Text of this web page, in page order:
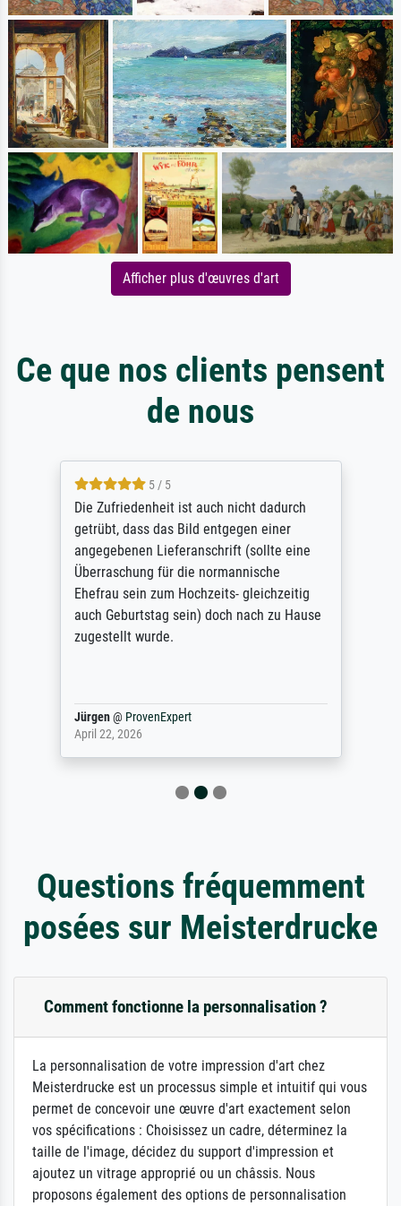
Afficher plus d'œuvres d'art
Ce que nos clients pensent
de nous
5 / 5
Die Zufriedenheit ist auch nicht dadurch
getrübt, dass das Bild entgegen einer
angegebenen Lieferanschrift (sollte eine
Überraschung für die normannische
Ehefrau sein zum Hochzeits- gleichzeitig
auch Geburtstag sein) doch nach zu Hause
zugestellt wurde.
Jürgen@ ProvenExpert
April 22, 2026
Questions fréquemment
posées sur Meisterdrucke
Comment fonctionne la personnalisation ?
La personnalisation de votre impression d'art chez
Meisterdrucke est un processus simple et intuitif qui vous
permet de concevoir une œuvre d'art exactement selon
vos spécifications : Choisissez un cadre, déterminez la
taille de l'image, décidez du support d'impression et
ajoutez un vitrage approprié ou un châssis. Nous
proposons également des options de personnalisation